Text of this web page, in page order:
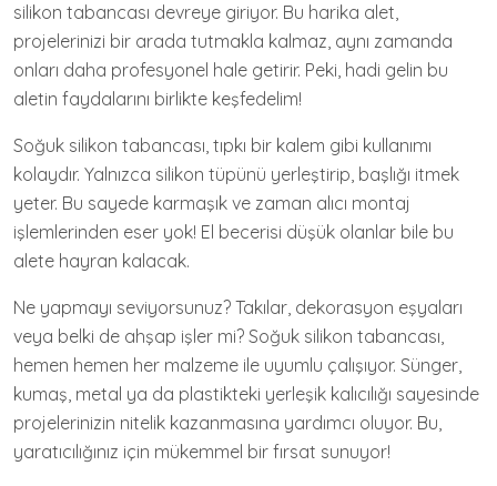
silikon tabancası devreye giriyor. Bu harika alet,
projelerinizi bir arada tutmakla kalmaz, aynı zamanda
onları daha profesyonel hale getirir. Peki, hadi gelin bu
aletin faydalarını birlikte keşfedelim!
Soğuk silikon tabancası, tıpkı bir kalem gibi kullanımı
kolaydır. Yalnızca silikon tüpünü yerleştirip, başlığı itmek
yeter. Bu sayede karmaşık ve zaman alıcı montaj
işlemlerinden eser yok! El becerisi düşük olanlar bile bu
alete hayran kalacak.
Ne yapmayı seviyorsunuz? Takılar, dekorasyon eşyaları
veya belki de ahşap işler mi? Soğuk silikon tabancası,
hemen hemen her malzeme ile uyumlu çalışıyor. Sünger,
kumaş, metal ya da plastikteki yerleşik kalıcılığı sayesinde
projelerinizin nitelik kazanmasına yardımcı oluyor. Bu,
yaratıcılığınız için mükemmel bir fırsat sunuyor!